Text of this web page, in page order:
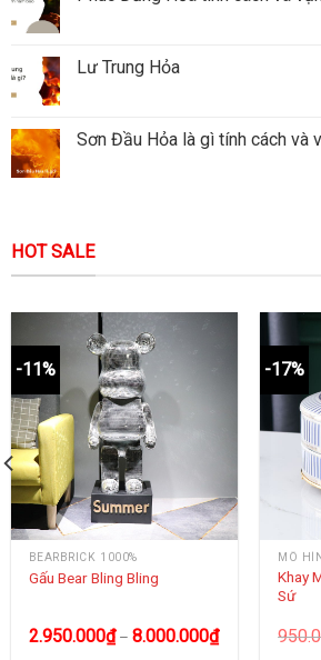
Lư Trung Hỏa
Sơn Đầu Hỏa là gì tính cách và
HOT SALE
-11%
BEARBRICK 1000%
Gấu Bear Bling Bling
2.950.000₫– 8.000.000₫
-17%
MÔ
Khay
Sứ